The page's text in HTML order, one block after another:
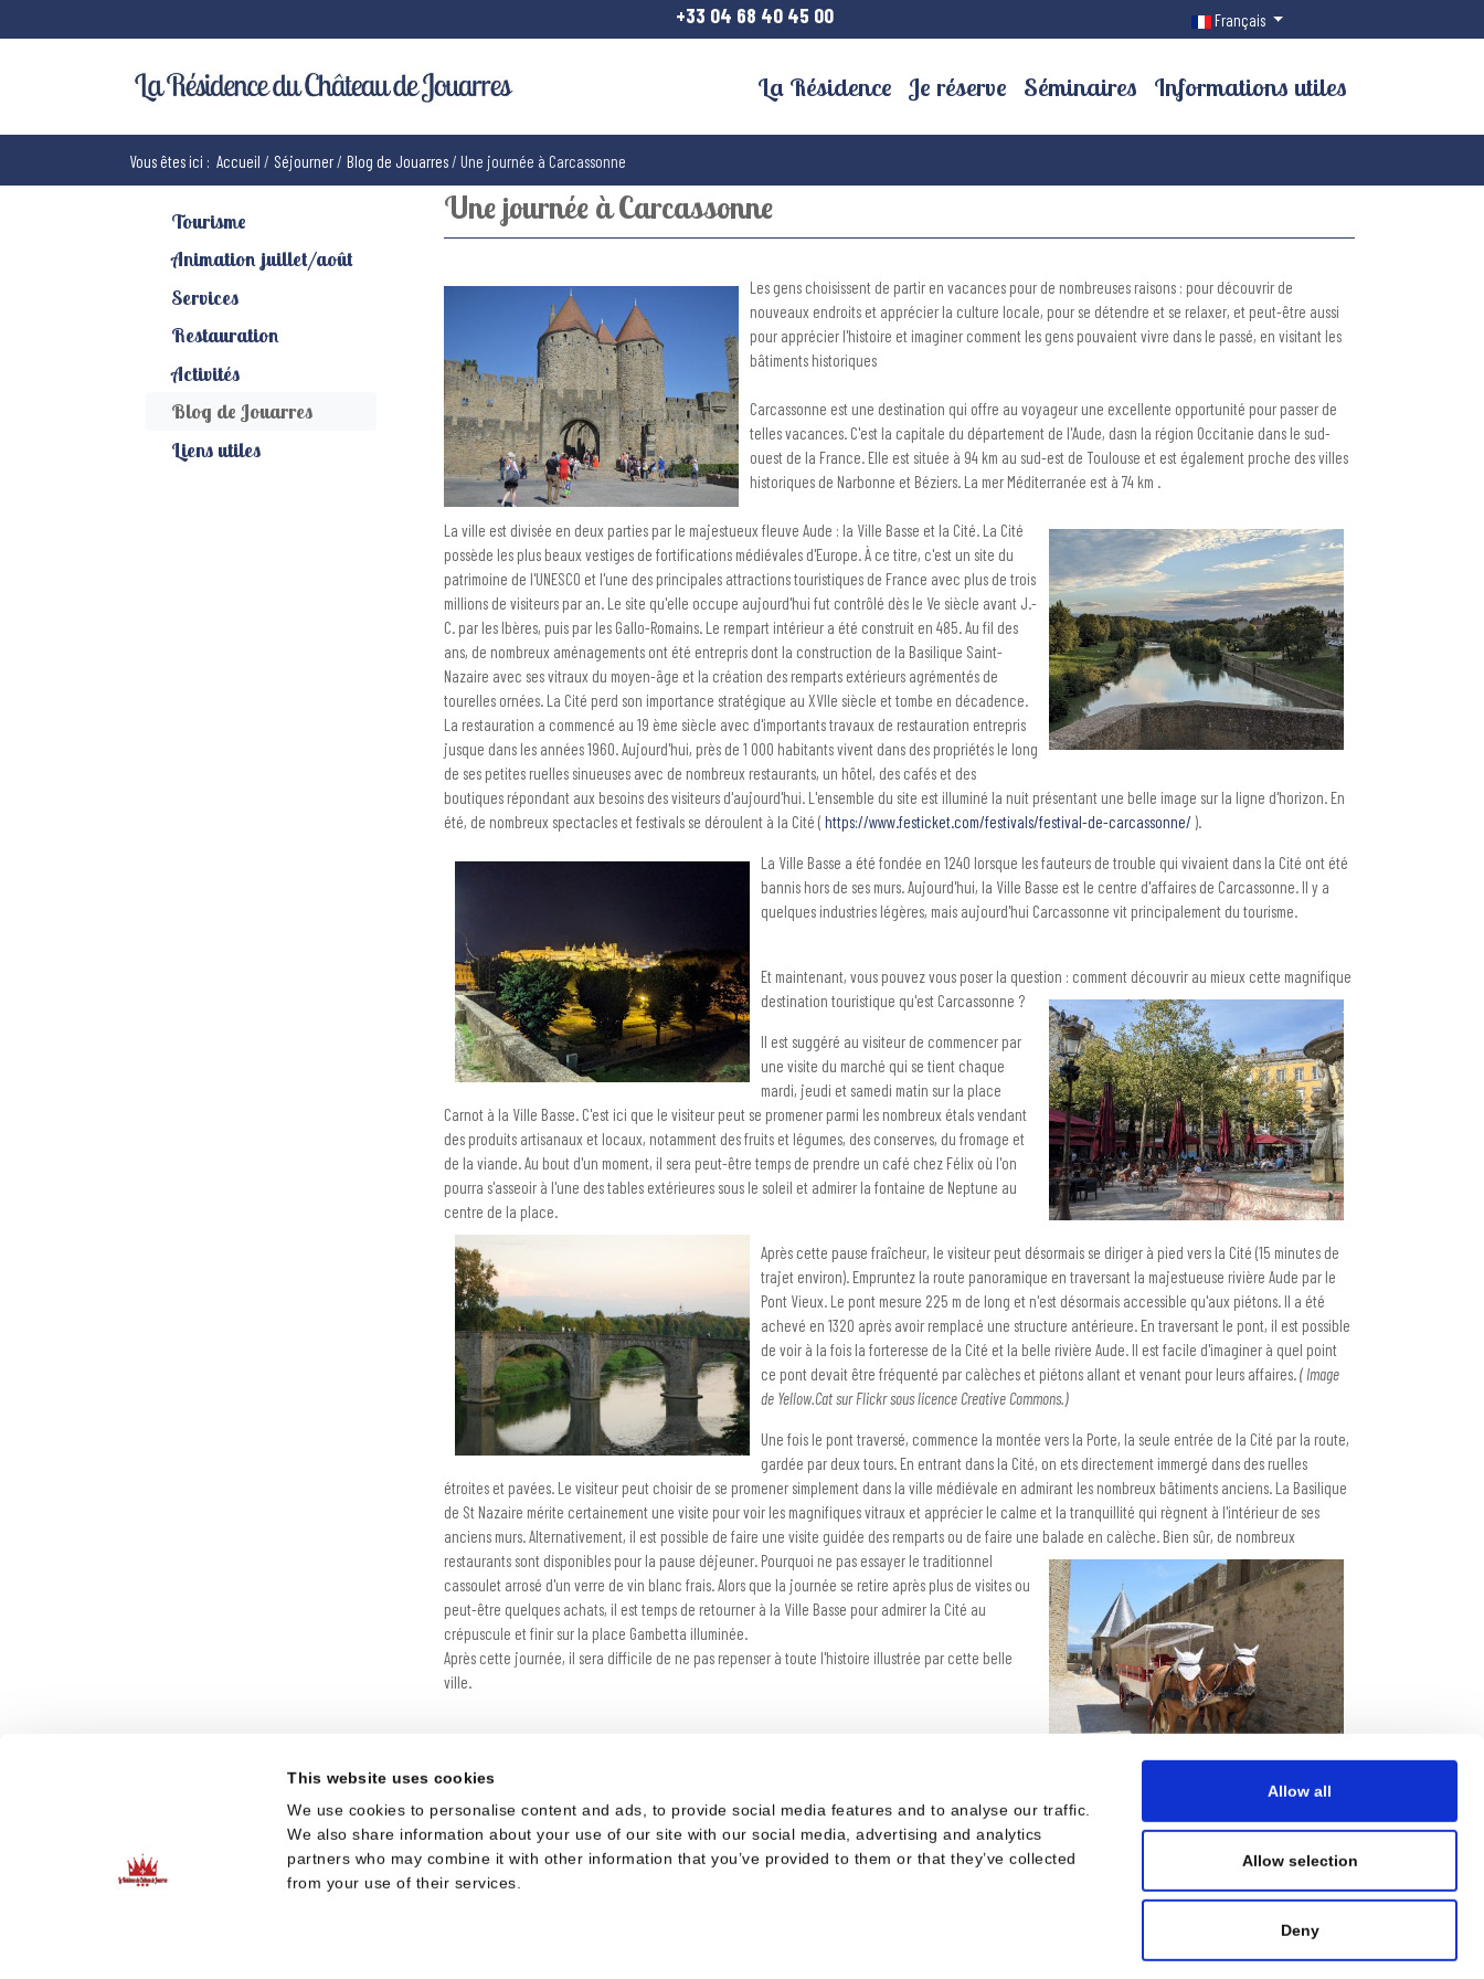
This website uses cookies
We use cookies to personalise content and ads, to provide social media features and to analyse our traffic.
We also share information about your use of our site with our social media, advertising and analytics
partners who may combine it with other information that you’ve provided to them or that they’ve collected
from your use of their services.
Allow all
Allow selection
Deny
+33 04 68 40 45 00 Sélectionnez votre langue
Français
La Résidence Je réserve Séminaires Informations utiles
Vous êtes ici : Accueil Séjourner Blog de Jouarres Une journée à Carcassonne
Une journée à Carcassonne
Les gens choisissent de partir en vacances pour de nombreuses raisons : pour découvrir de
nouveaux endroits et apprécier la culture locale, pour se détendre et se relaxer, et peut-être aussi
pour apprécier l'histoire et imaginer comment les gens pouvaient vivre dans le passé, en visitant les
bâtiments historiques
Carcassonne est une destination qui offre au voyageur une excellente opportunité pour passer de
telles vacances. C'est la capitale du département de l'Aude, dasn la région Occitanie dans le sud-
ouest de la France. Elle est située à 94 km au sud-est de Toulouse et est également proche des villes
historiques de Narbonne et Béziers. La mer Méditerranée est à 74 km .
La ville est divisée en deux parties par le majestueux fleuve Aude : la Ville Basse et la Cité. La Cité
possède les plus beaux vestiges de fortifications médiévales d'Europe. À ce titre, c'est un site du
patrimoine de l'UNESCO et l'une des principales attractions touristiques de France avec plus de trois
millions de visiteurs par an. Le site qu'elle occupe aujourd'hui fut contrôlé dès le Ve siècle avant J.-
C. par les Ibères, puis par les Gallo-Romains. Le rempart intérieur a été construit en 485. Au fil des
ans, de nombreux aménagements ont été entrepris dont la construction de la Basilique Saint-
Nazaire avec ses vitraux du moyen-âge et la création des remparts extérieurs agrémentés de
tourelles ornées. La Cité perd son importance stratégique au XVIIe siècle et tombe en décadence.
La restauration a commencé au 19 ème siècle avec d'importants travaux de restauration entrepris
jusque dans les années 1960. Aujourd'hui, près de 1 000 habitants vivent dans des propriétés le long
de ses petites ruelles sinueuses avec de nombreux restaurants, un hôtel, des cafés et des
boutiques répondant aux besoins des visiteurs d'aujourd'hui. L'ensemble du site est illuminé la nuit présentant une belle image sur la ligne d'horizon. En
été, de nombreux spectacles et festivals se déroulent à la Cité ( https://www.festicket.com/festivals/festival-de-carcassonne/ ).
La Ville Basse a été fondée en 1240 lorsque les fauteurs de trouble qui vivaient dans la Cité ont été
bannis hors de ses murs. Aujourd'hui, la Ville Basse est le centre d'affaires de Carcassonne. Il y a
quelques industries légères, mais aujourd'hui Carcassonne vit principalement du tourisme.
Et maintenant, vous pouvez vous poser la question : comment découvrir au mieux cette magnifique
destination touristique qu'est Carcassonne ?
Il est suggéré au visiteur de commencer par
une visite du marché qui se tient chaque
mardi, jeudi et samedi matin sur la place
Carnot à la Ville Basse. C'est ici que le visiteur peut se promener parmi les nombreux étals vendant
des produits artisanaux et locaux, notamment des fruits et légumes, des conserves, du fromage et
de la viande. Au bout d'un moment, il sera peut-être temps de prendre un café chez Félix où l'on
pourra s'asseoir à l'une des tables extérieures sous le soleil et admirer la fontaine de Neptune au
centre de la place.
Après cette pause fraîcheur, le visiteur peut désormais se diriger à pied vers la Cité (15 minutes de
trajet environ). Empruntez la route panoramique en traversant la majestueuse rivière Aude par le
Pont Vieux. Le pont mesure 225 m de long et n'est désormais accessible qu'aux piétons. Il a été
achevé en 1320 après avoir remplacé une structure antérieure. En traversant le pont, il est possible
de voir à la fois la forteresse de la Cité et la belle rivière Aude. Il est facile d'imaginer à quel point
ce pont devait être fréquenté par calèches et piétons allant et venant pour leurs affaires.( Image
de Yellow.Cat sur Flickr sous licence Creative Commons.)
Une fois le pont traversé, commence la montée vers la Porte, la seule entrée de la Cité par la route,
gardée par deux tours. En entrant dans la Cité, on ets directement immergé dans des ruelles
étroites et pavées. Le visiteur peut choisir de se promener simplement dans la ville médiévale en admirant les nombreux bâtiments anciens. La Basilique
de St Nazaire mérite certainement une visite pour voir les magnifiques vitraux et apprécier le calme et la tranquillité qui règnent à l'intérieur de ses
anciens murs. Alternativement, il est possible de faire une visite guidée des remparts ou de faire une balade en calèche. Bien sûr, de nombreux
restaurants sont disponibles pour la pause déjeuner. Pourquoi ne pas essayer le traditionnel
cassoulet arrosé d'un verre de vin blanc frais. Alors que la journée se retire après plus de visites ou
peut-être quelques achats, il est temps de retourner à la Ville Basse pour admirer la Cité au
crépuscule et finir sur la place Gambetta illuminée.
Après cette journée, il sera difficile de ne pas repenser à toute l'histoire illustrée par cette belle
ville.
Tourisme
Animation juillet/août
Services
Restauration
Activités
Blog de Jouarres
Liens utiles
© 2024 La Résidence du Château de Jouarres
Mentions légales|Politique de confidentialité|CGV